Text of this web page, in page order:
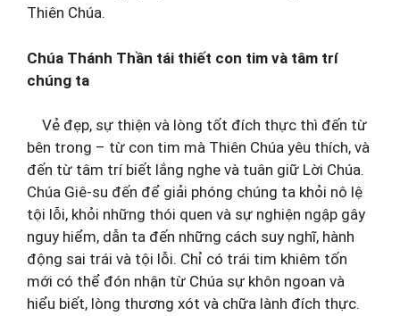
Thiên Chúa.
Chúa Thánh Thần tái thiết con tim và tâm trí
chúng ta
Vẻ đẹp, sự thiện và lòng tốt đích thực thì đến từ
bên trong – từ con tim mà Thiên Chúa yêu thích, và
đến từ tâm trí biết lắng nghe và tuân giữ Lời Chúa.
Chúa Giê-su đến để giải phóng chúng ta khỏi nô lệ
tội lỗi, khỏi những thói quen và sự nghiện ngập gây
nguy hiểm, dẫn ta đến những cách suy nghĩ, hành
động sai trái và tội lỗi. Chỉ có trái tim khiêm tốn
mới có thể đón nhận từ Chúa sự khôn ngoan và
hiểu biết, lòng thương xót và chữa lành đích thực.